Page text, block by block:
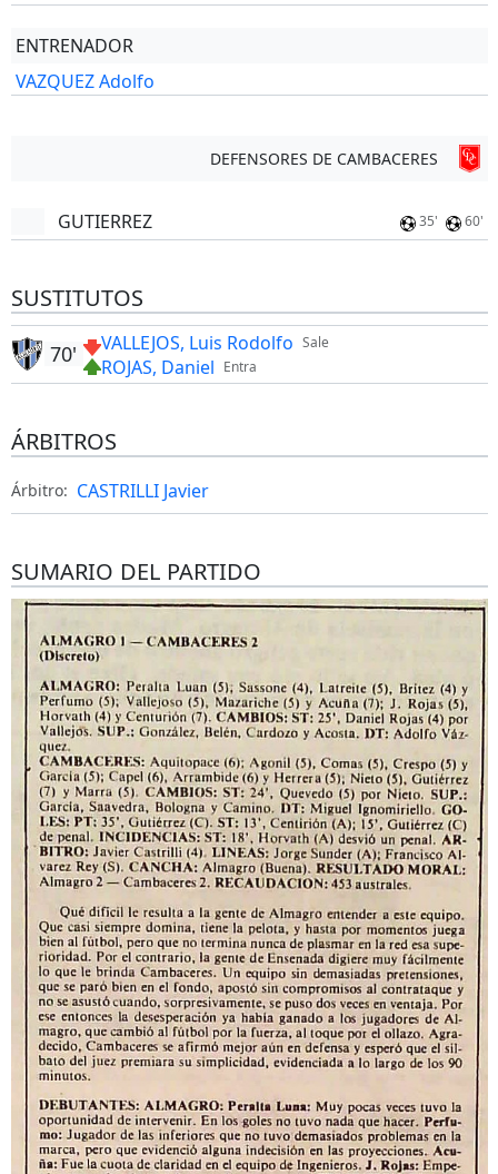
ENTRENADOR
VAZQUEZ Adolfo
DEFENSORES DE CAMBACERES
GUTIERREZ 35' 60'
SUSTITUTOS
Sale
VALLEJOS, Luis Rodolfo
Entra
ROJAS, Daniel
70'
ÁRBITROS
Árbitro: CASTRILLI Javier
SUMARIO DEL PARTIDO